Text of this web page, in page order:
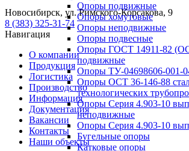
Новосибирск, ул. Римского-Корсакова, 9
8 (383) 325-31-74
Навигация
О компании
Продукция
Логистика
Производство
Информация
Документация
Вакансии
Контакты
Наши объекты
Опоры подвижные
Опоры хомутовые
Опоры неподвижные
Опоры подвесные
Опоры ГОСТ 14911-82
подвижные
Опоры ТУ-04698606-001-
Опоры ОСТ 36-146-88
технологических
Опоры Серия 4.903-10
неподвижные
Опоры Серия 4.903-10
Бугельные опоры
Катковые опоры